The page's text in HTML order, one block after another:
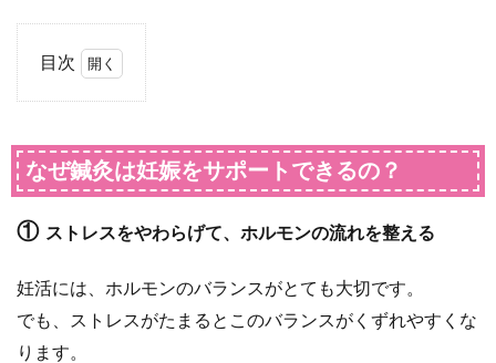
目次
0.1
鍼灸
は妊
サポ
でき
る
の？
なぜ鍼灸は妊娠をサポートできるの？
① ストレスをやわらげて、ホルモンの流れを整える
妊活には、ホルモンのバランスがとても大切です。
でも、ストレスがたまるとこのバランスがくずれやすくな
ります。